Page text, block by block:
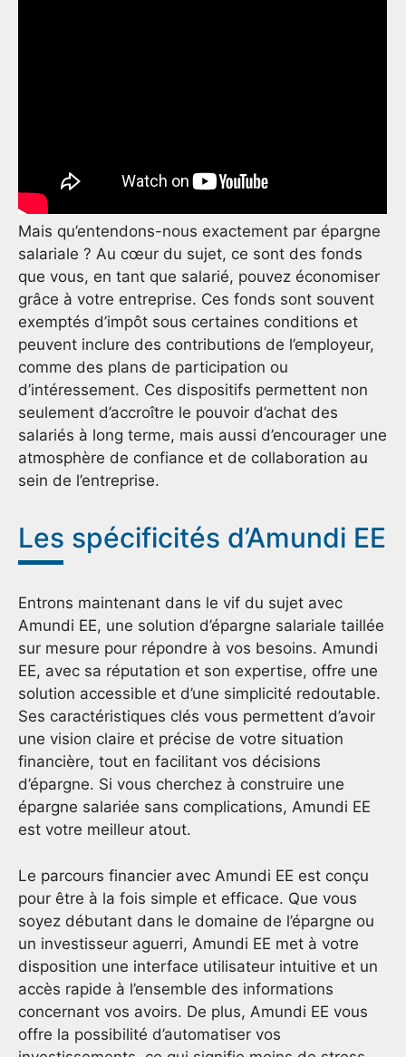
Mais qu’entendons-nous exactement par épargne
salariale ? Au cœur du sujet, ce sont des fonds
que vous, en tant que salarié, pouvez économiser
grâce à votre entreprise. Ces fonds sont souvent
exemptés d’impôt sous certaines conditions et
peuvent inclure des contributions de l’employeur,
comme des plans de participation ou
d’intéressement. Ces dispositifs permettent non
seulement d’accroître le pouvoir d’achat des
salariés à long terme, mais aussi d’encourager une
atmosphère de confiance et de collaboration au
sein de l’entreprise.
Les spécificités d’Amundi EE
Entrons maintenant dans le vif du sujet avec
Amundi EE, une solution d’épargne salariale taillée
sur mesure pour répondre à vos besoins. Amundi
EE, avec sa réputation et son expertise, offre une
solution accessible et d’une simplicité redoutable.
Ses caractéristiques clés vous permettent d’avoir
une vision claire et précise de votre situation
financière, tout en facilitant vos décisions
d’épargne. Si vous cherchez à construire une
épargne salariée sans complications, Amundi EE
est votre meilleur atout.
Le parcours financier avec Amundi EE est conçu
pour être à la fois simple et efficace. Que vous
soyez débutant dans le domaine de l’épargne ou
un investisseur aguerri, Amundi EE met à votre
disposition une interface utilisateur intuitive et un
accès rapide à l’ensemble des informations
concernant vos avoirs. De plus, Amundi EE vous
offre la possibilité d’automatiser vos